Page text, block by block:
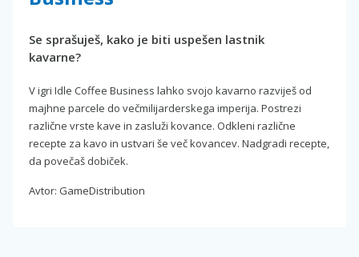
Se sprašuješ, kako je biti uspešen lastnik
kavarne?
V igri Idle Coffee Business lahko svojo kavarno razviješ od
majhne parcele do večmilijarderskega imperija. Postrezi
različne vrste kave in zasluži kovance. Odkleni različne
recepte za kavo in ustvari še več kovancev. Nadgradi recepte,
da povečaš dobiček.
Avtor: GameDistribution